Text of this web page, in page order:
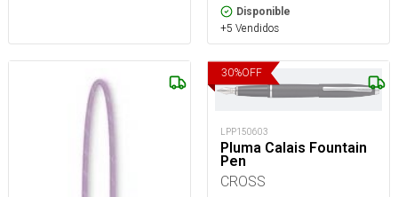
Disponible
+5 Vendidos
30%OFF
LPP150603
Pluma Calais Fountain
Pen
CROSS